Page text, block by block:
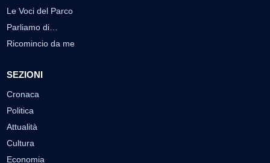
Le Voci del Parco
Parliamo di…
Ricomincio da me
SEZIONI
Cronaca
Politica
Attualità
Cultura
Economia